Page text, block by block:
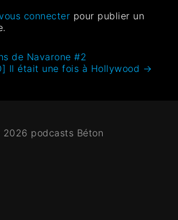
connecter pour publier un
de Navarone #2
Il était une fois à Hollywood →
podcasts Béton